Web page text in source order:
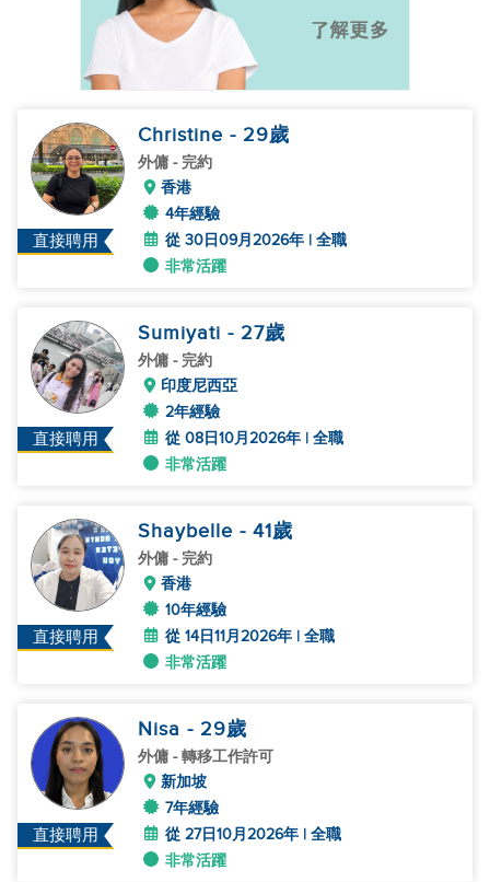
直接聘用
Christine - 29歲
外傭 - 完約
香港
4年經驗
從 30日09月2026年 | 全職
非常活躍
直接聘用
Sumiyati - 27歲
外傭 - 完約
印度尼西亞
2年經驗
從 08日10月2026年 | 全職
非常活躍
直接聘用
Shaybelle - 41歲
外傭 - 完約
香港
10年經驗
從 14日11月2026年 | 全職
非常活躍
直接聘用
Nisa - 29歲
外傭 - 轉移工作許可
新加坡
7年經驗
從 27日10月2026年 | 全職
非常活躍